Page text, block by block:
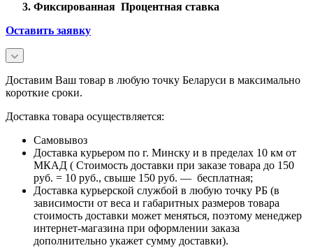
Фиксированная Процентная ставка
Оставить заявку
Доставим Ваш товар в любую точку Беларуси в максимально
короткие сроки.
Доставка товара осуществляется:
Самовывоз
Доставка курьером по г. Минску и в пределах 10 км от
МКАД ( Стоимость доставки при заказе товара до 150
руб. = 10 руб., свыше 150 руб. — бесплатная;
Доставка курьерской службой в любую точку РБ (в
зависимости от веса и габаритных размеров товара
стоимость доставки может меняться, поэтому менеджер
интернет-магазина при оформлении заказа
дополнительно укажет сумму доставки).